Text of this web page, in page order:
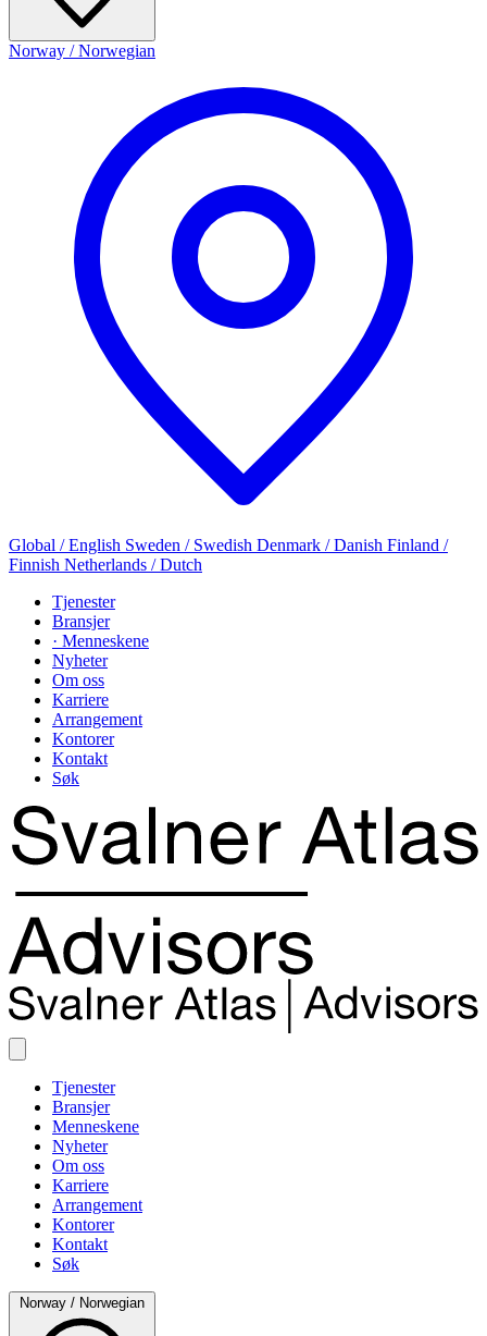
Norway / Norwegian
Global / English Sweden / Swedish Denmark / Danish Finland /
Finnish Netherlands / Dutch
Tjenester
Bransjer
· Menneskene
Nyheter
Om oss
Karriere
Arrangement
Kontorer
Kontakt
Søk
Tjenester
Bransjer
Menneskene
Nyheter
Om oss
Karriere
Arrangement
Kontorer
Kontakt
Søk
Norway / Norwegian